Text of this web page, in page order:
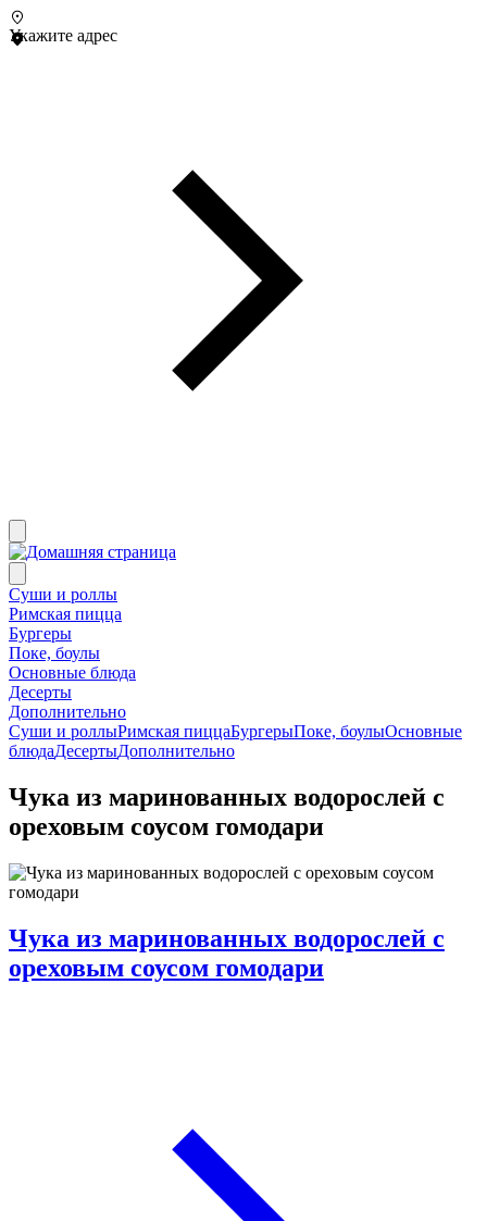
Укажите адрес
Суши и роллы
Римская пицца
Бургеры
Поке, боулы
Основные блюда
Десерты
Дополнительно
Суши и роллыРимская пиццаБургерыПоке, боулыОсновные
блюдаДесертыДополнительно
Чука из маринованных водорослей с
ореховым соусом гомодари
Чука из маринованных водорослей с
ореховым соусом гомодари